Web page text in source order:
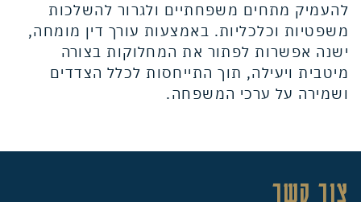
להעמיק מתחים משפחתיים ולגרור להשלכות
משפטיות וכלכליות. באמצעות עורך דין מומחה,
ישנה אפשרות לפתור את המחלוקות בצורה
מיטבית ויעילה, תוך התייחסות לכלל הצדדים
ושמירה על ערכי המשפחה.
צור קשר